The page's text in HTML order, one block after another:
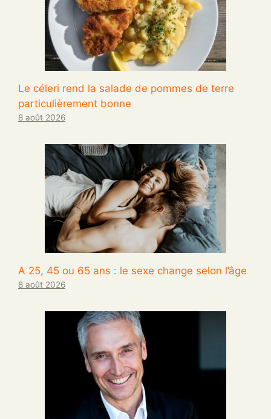
Le céleri rend la salade de pommes de terre
particulièrement bonne
8 août 2026
A 25, 45 ou 65 ans : le sexe change selon l’âge
8 août 2026